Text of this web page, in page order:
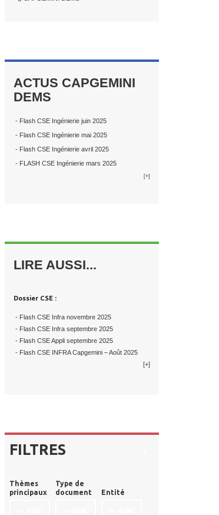
ACTUS CAPGEMINI
DEMS
- Flash CSE Ingénierie juin 2025
- Flash CSE Ingénierie mai 2025
- Flash CSE Ingénierie avril 2025
- FLASH CSE Ingénierie mars 2025
[+]
LIRE AUSSI...
Dossier CSE :
- Flash CSE Infra novembre 2025
- Flash CSE Infra septembre 2025
- Flash CSE Appli septembre 2025
- Flash CSE INFRA Capgemini – Août 2025
[+]
FILTRES
Thèmes
principaux
Type de
document
Entité